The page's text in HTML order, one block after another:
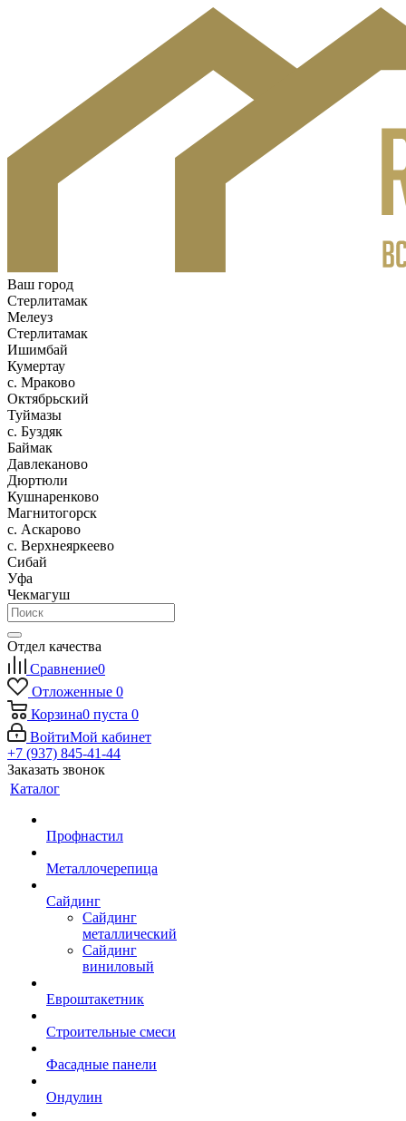
Ваш город
Стерлитамак
Мелеуз
Стерлитамак
Ишимбай
Кумертау
c. Мраково
Октябрьский
Туймазы
c. Буздяк
Баймак
Давлеканово
Дюртюли
Кушнаренково
Магнитогорск
с. Аскарово
с. Верхнеяркеево
Сибай
Уфа
Чекмагуш
Отдел качества
Сравнение0
Отложенные 0
Корзина0 пуста 0
ВойтиМой кабинет
+7 (937) 845-41-44
Заказать звонок
Каталог
Профнастил
Металлочерепица
Сайдинг
Сайдинг
металлический
Сайдинг
виниловый
Евроштакетник
Строительные смеси
Фасадные панели
Ондулин